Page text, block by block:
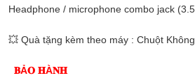
Headphone / microphone combo jack
💥 Quà tặng kèm theo máy : Chuột
𝐁Ả𝐎 𝐇À𝐍𝐇